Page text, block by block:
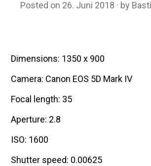
Posted on 26. Juni 2018 by
Dimensions: 1350 x 900
Camera: Canon EOS 5D Mark IV
Focal length: 35
Aperture: 2.8
ISO: 1600
Shutter speed: 0.00625